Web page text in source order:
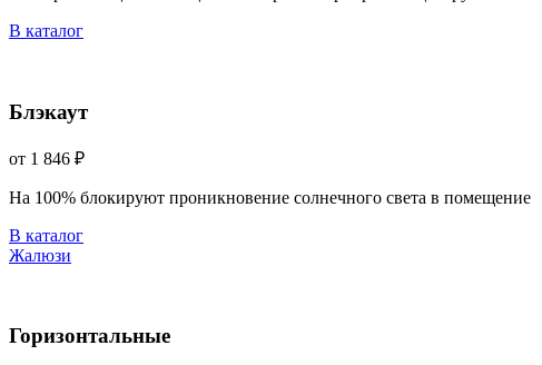
В каталог
Блэкаут
от 1 846 ₽
На 100% блокируют проникновение солнечного света в помещение
В каталог
Жалюзи
Горизонтальные